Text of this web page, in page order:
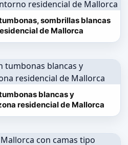
sombrillas blancas
de Mallorca
blancas y
residencial de Mallorca